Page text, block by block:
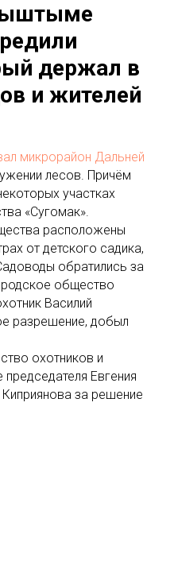
держал в
и жителей
микрорайон Дальней
лесов. Причём
участках
«Сугомак».
расположены
от детского садика,
обратились за
общество
Василий
разрешение, добыл
охотников и
Евгения
за решение